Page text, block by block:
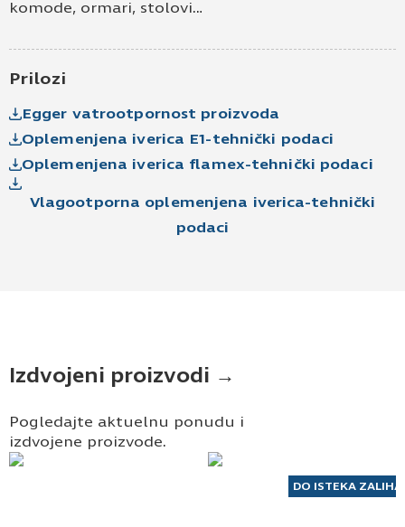
Prijavljujem se za vesti i obaveštenja putem
komode, ormari, stolovi…
Prilozi
Egger vatrootpornost proizvoda
Oplemenjena iverica E1-tehnički podaci
Oplemenjena iverica flamex-tehnički podaci
Vlagootporna oplemenjena iverica-tehnički
podaci
Izdvojeni proizvodi →
Pogledajte aktuelnu ponudu i
izdvojene proizvode.
DO ISTEKA ZALIHA